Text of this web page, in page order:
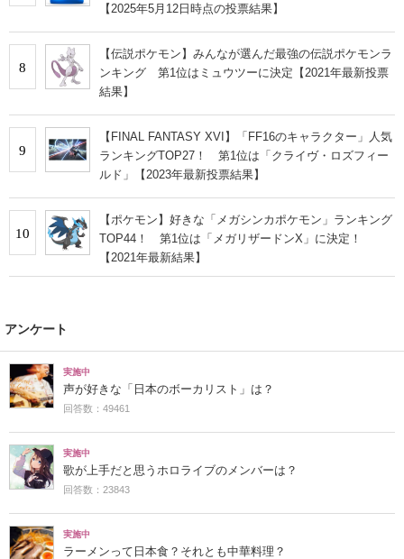
【2025年5月12日時点の投票結果】
8
【伝説ポケモン】みんなが選んだ最強の伝説ポケモンラ
ンキング 第1位はミュウツーに決定【2021年最新投票
結果】
9
【FINAL FANTASY XVI】「FF16のキャラクター」人気
ランキングTOP27！ 第1位は「クライヴ・ロズフィー
ルド」【2023年最新投票結果】
10
【ポケモン】好きな「メガシンカポケモン」ランキング
TOP44！ 第1位は「メガリザードンX」に決定！
【2021年最新結果】
アンケート
実施中
声が好きな「日本のボーカリスト」は？
回答数：49461
実施中
歌が上手だと思うホロライブのメンバーは？
回答数：23843
実施中
ラーメンって日本食？それとも中華料理？